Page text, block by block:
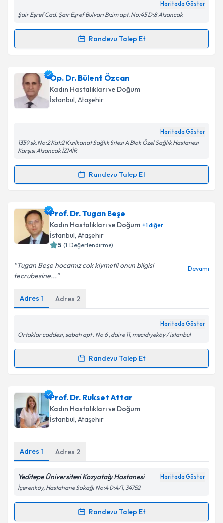
Kişisel verilerimin işlenmesine ilişkinAydınlatma
Metni'ni okudum ve kişisel verilerimin belirtilen
kapsamda işlenmesini kabul ediyorum.
Haritada Göster
Şair Eşref Cad. Şair Eşref Bulvarı Bizim apt. No:45 D:8 Alsancak
Randevu Talep Et
Randevu Takvimi Talebi
Prof. Dr. Bülent Gülekliiçin randevu takvimi talebi
oluşturun. Size bu uzmandan randevu almanız için bir
takvim hazırlandığında e-posta ile bilgilendireceğiz.
Kişisel verilerimin işlenmesine ilişkinAydınlatma
'ni okudum ve kişisel verilerimin belirtilen
kapsamda işlenmesini kabul ediyorum.
Takvim Talebini Gönder
Op. Dr. Bülent Özcan
Kadın Hastalıkları ve Doğum
İstanbul, Ataşehir
Haritada Göster
1359 sk.No:2 Kat:2 Kızılkanat Sağlık Sitesi A Blok Özel Sağlık Hastanesi
Karşısı Alsancak İZMİR
Randevu Talep Et
Randevu Takvimi Talebi
Op. Dr. Bülent Özcan için randevu takvimi talebi
oluşturun. Size bu uzmandan randevu almanız için bir
takvim hazırlandığında e-posta ile bilgilendireceğiz.
Kişisel verilerimin işlenmesine ilişkin
Metni'ni okudum ve kişisel verilerimin belirtilen
kapsamda işlenmesini kabul ediyorum.
Takvim Talebini Gönder
Prof. Dr. Tugan Beşe
Kadın Hastalıkları ve Doğum +1diğer
İstanbul, Ataşehir
5 (1 Değerlendirme)
Tugan Beşe hocamız cok kiymetli onun bilgisi
tecrubesine...
Devamı
Adres 1 Adres 2
Haritada Göster
Ortaklar caddesi, sabah apt . No 6 , daire 11, mecidiyeköy / istanbul
Randevu Talep Et
Randevu Takvimi Talebi
Prof. Dr. Tugan Beşeiçin randevu takvimi talebi
oluşturun. Size bu uzmandan randevu almanız için bir
takvim hazırlandığında e-posta ile bilgilendireceğiz.
Kişisel verilerimin işlenmesine ilişkin
kapsamda işlenmesini kabul ediyorum.
Prof. Dr. Rukset Attar
Kadın Hastalıkları ve Doğum
İstanbul, Ataşehir
Adres 1 Adres 2
Yeditepe Üniversitesi Kozyatağı Hastanesi Haritada Göster
İçerenköy, Hastahane Sokağı No:4 D:4/1, 34752
Randevu Talep Et
Randevu Takvimi Talebi